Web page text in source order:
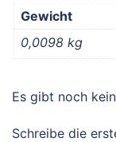
Gewicht
0,0098 kg
Es gibt noch
Schreibe die